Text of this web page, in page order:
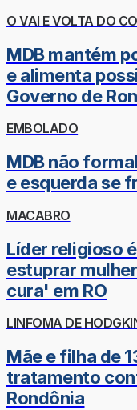
O VAI E VOLTA DO
MDB mantém
e alimenta
Governo de
EMBOLADO
MDB não
e esquerda se
MACABRO
Líder religioso
estuprar
cura' em RO
LINFOMA DE
Mãe e filha de
tratamento
Rondônia